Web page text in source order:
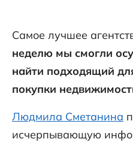
Самое лучшее
неделю мы смогли
найти подходящий
покупки
Людмила Сметанина
исчерпывающую